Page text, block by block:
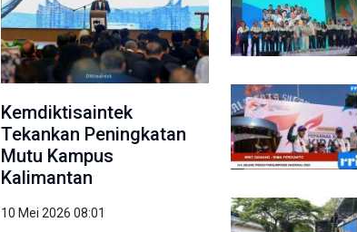
Kemdiktisaintek
Tekankan Peningkatan
Mutu Kampus
Kalimantan
10 Mei 2026 08:01